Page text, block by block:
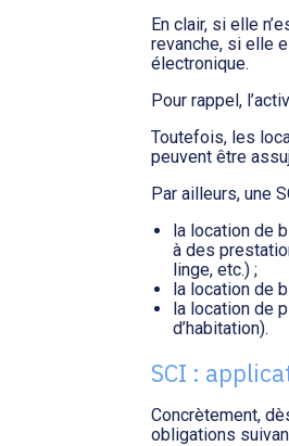
En clair, si elle
revanche, si elle
électronique.
Pour rappel,
Toutefois, les
peuvent être
Par ailleurs, une
la location de
à des
linge, etc.) ;
la location de
la location de
d’habitation).
SCI :
Concrètement,
obligations